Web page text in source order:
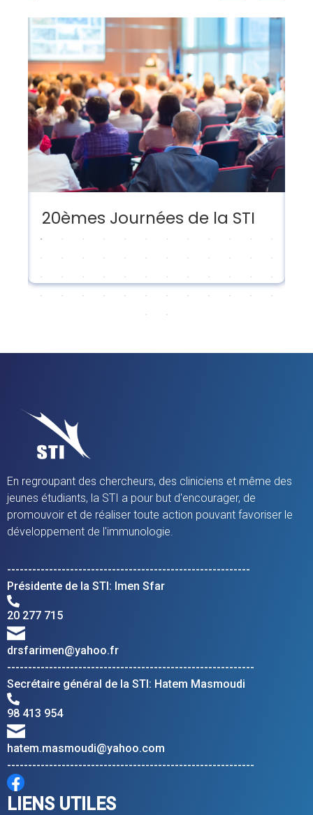
20èmes Journées de la STI
En regroupant des chercheurs, des cliniciens et même des
jeunes étudiants, la STI a pour but d'encourager, de
promouvoir et de réaliser toute action pouvant favoriser le
développement de l'immunologie.
----------------------------------------------------------
Présidente de la STI: Imen Sfar
20 277 715
drsfarimen@yahoo.fr
-----------------------------------------------------------
Secrétaire général de la STI: Hatem Masmoudi
98 413 954
hatem.masmoudi@yahoo.com
-----------------------------------------------------------
LIENS UTILES